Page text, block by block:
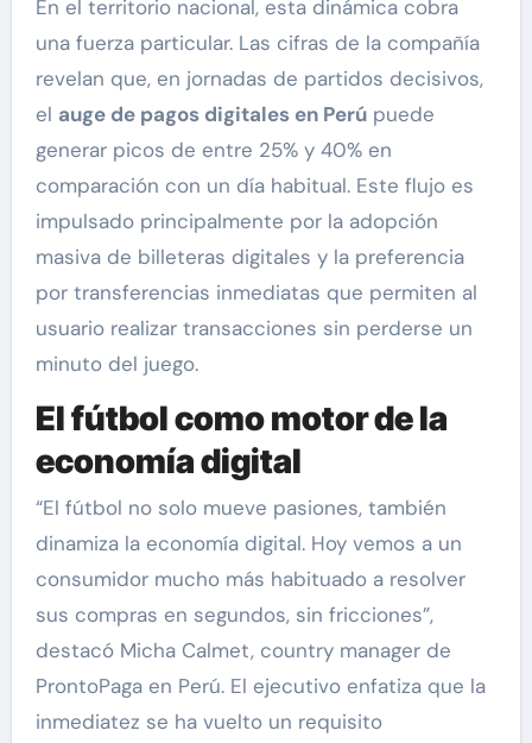
En el territorio nacional, esta dinámica cobra
una fuerza particular. Las cifras de la compañía
revelan que, en jornadas de partidos decisivos,
el auge de pagos digitales en Perúpuede
generar picos de entre 25% y 40% en
comparación con un día habitual. Este flujo es
impulsado principalmente por la adopción
masiva de billeteras digitales y la preferencia
por transferencias inmediatas que permiten al
usuario realizar transacciones sin perderse un
minuto del juego.
El fútbol como motor de la
economía digital
“El fútbol no solo mueve pasiones, también
dinamiza la economía digital. Hoy vemos a un
consumidor mucho más habituado a resolver
sus compras en segundos, sin fricciones”,
destacó Micha Calmet, country manager de
ProntoPaga en Perú. El ejecutivo enfatiza que la
inmediatez se ha vuelto un requisito